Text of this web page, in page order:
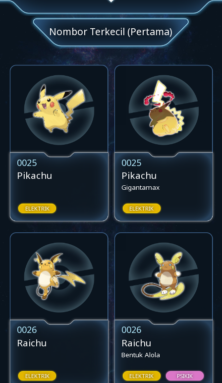
Nombor Terkecil (Pertama)
0025
Pikachu
ELEKTRIK
0025
Pikachu
Gigantamax
ELEKTRIK
0026
Raichu
ELEKTRIK
0026
Raichu
Bentuk Alola
ELEKTRIK PSIKIK